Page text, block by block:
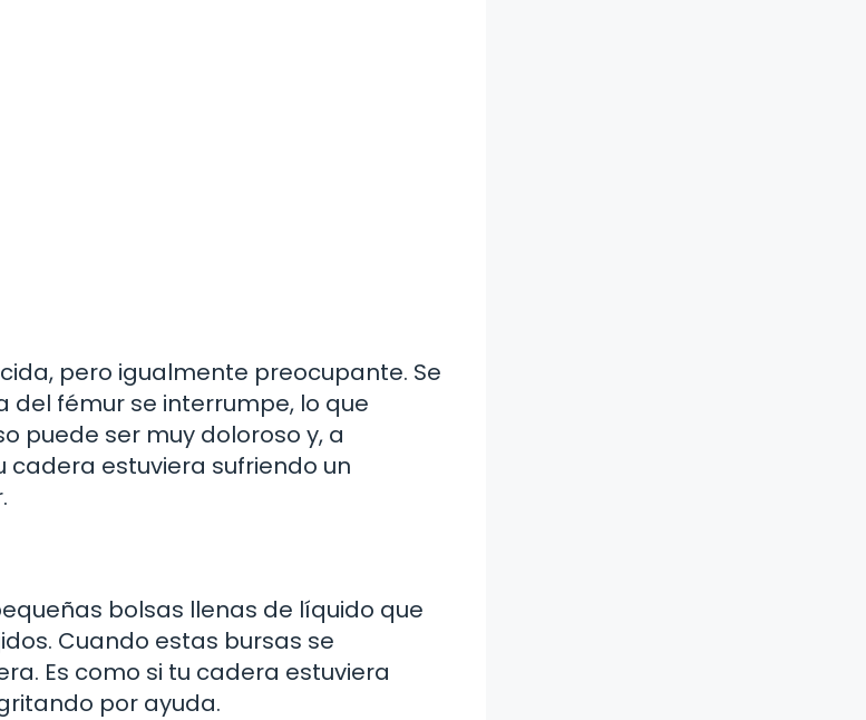
pero igualmente preocupante. Se
del fémur se interrumpe, lo que
puede ser muy doloroso y, a
cadera estuviera sufriendo un
bolsas llenas de líquido que
Cuando estas bursas se
Es como si tu cadera estuviera
por ayuda.